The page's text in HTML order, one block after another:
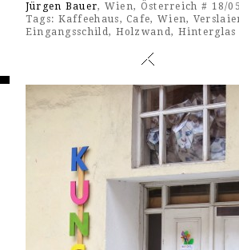
Jürgen Bauer, Wien, Österreich # 18/
Tags: Kaffeehaus, Cafe, Wien,
Eingangsschild, Holzwand, Hinterglas